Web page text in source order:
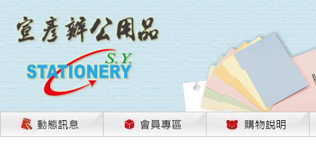
茲因國際情勢變化石油及塑化原物料波動漲幅甚大，部份上游供應商已採取